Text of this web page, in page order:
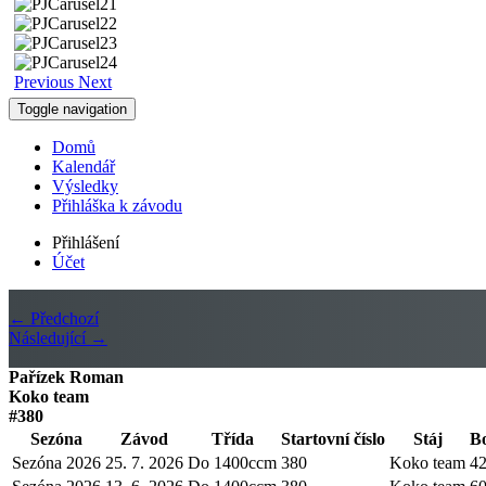
Previous Next
Toggle navigation
Domů
Kalendář
Výsledky
Přihláška k závodu
Přihlášení
Účet
← Předchozí
Následující →
Pařízek Roman
Koko team
#380
Sezóna
Závod Třída Startovní číslo Stáj
Sezóna 2026 25. 7. 2026 Do 1400ccm 380 Koko team 42